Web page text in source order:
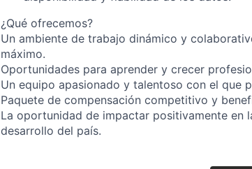
¿Qué ofrecemos?
Un ambiente de trabajo dinámico y
máximo.
Oportunidades para aprender y crecer
Un equipo apasionado y talentoso con el que
Paquete de compensación competitivo y
La oportunidad de impactar positivamente en
desarrollo del país.